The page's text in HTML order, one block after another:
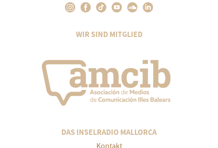
WIR SIND MITGLIED
DAS INSELRADIO MALLORCA